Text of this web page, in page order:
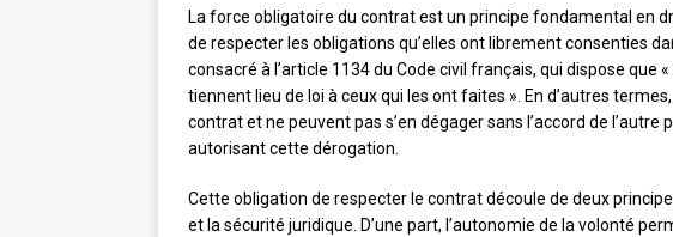
La force obligatoire du contrat est un principe fondamental en
de respecter les obligations qu’elles ont librement consenties
consacré à l’article 1134 du Code civil français, qui dispose
tiennent lieu de loi à ceux qui les ont faites ». En d’autres
contrat et ne peuvent pas s’en dégager sans l’accord de
autorisant cette dérogation.
Cette obligation de respecter le contrat découle de deux
et la sécurité juridique. D’une part, l’autonomie de la volonté